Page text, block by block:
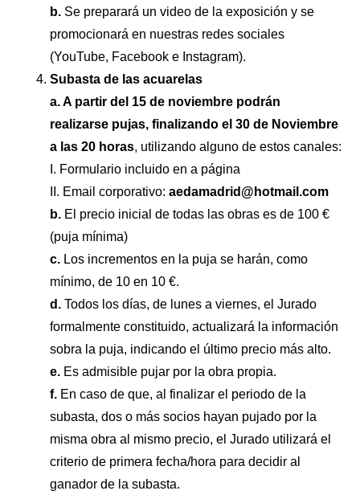
b. Se preparará un video de la exposición y se
promocionará en nuestras redes sociales
(YouTube, Facebook e Instagram).
Subasta de las acuarelas
a. A partir del 15 de noviembre podrán
realizarse pujas, finalizando el 30 de Noviembre
a las 20 horas, utilizando alguno de estos canales:
I. Formulario incluido en a página
II. Email corporativo:aedamadrid@hotmail.com
b. El precio inicial de todas las obras es de 100 €
(puja mínima)
c. Los incrementos en la puja se harán, como
mínimo, de 10 en 10 €.
d. Todos los días, de lunes a viernes, el Jurado
formalmente constituido, actualizará la información
sobra la puja, indicando el último precio más alto.
e. Es admisible pujar por la obra propia.
f. En caso de que, al finalizar el periodo de la
subasta, dos o más socios hayan pujado por la
misma obra al mismo precio, el Jurado utilizará el
criterio de primera fecha/hora para decidir al
ganador de la subasta.